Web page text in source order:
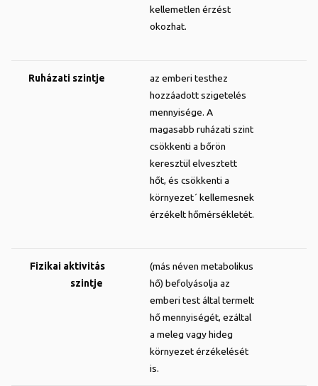
kellemetlen érzést
okozhat.
Ruházati szintje
az emberi testhez
hozzáadott szigetelés
mennyisége. A
magasabb ruházati szint
csökkenti a bőrön
keresztül elvesztett
hőt, és csökkenti a
környezet´ kellemesnek
érzékelt hőmérsékletét.
Fizikai aktivitás
szintje
(más néven metabolikus
hő) befolyásolja az
emberi test által termelt
hő mennyiségét, ezáltal
a meleg vagy hideg
környezet érzékelését
is.